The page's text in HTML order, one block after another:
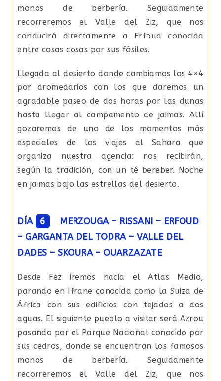
monos de berbería. Seguidamente
recorreremos el Valle del Ziz, que nos
conducirá directamente a Erfoud conocida
entre cosas cosas por sus fósiles.
Llegada al desierto donde cambiamos los 4×4
por dromedarios con los que daremos un
agradable paseo de dos horas por las dunas
hasta llegar al campamento de jaimas. Allí
gozaremos de uno de los momentos más
especiales de los viajes al Sahara que
organiza nuestra agencia: nos recibirán,
según la tradición, con un té bereber. Noche
en jaimas bajo las estrellas del desierto.
DÍA 6
MERZOUGA – RISSANI – ERFOUD
– GARGANTA DEL TODRA – VALLE DEL
DADES – SKOURA – OUARZAZATE
Desde Fez iremos hacia el Atlas Medio,
parando en Ifrane conocida como la Suiza de
África con sus edificios con tejados a dos
aguas. El siguiente pueblo a visitar será Azrou
pasando por el Parque Nacional conocido por
sus cedros, donde se encuentran los famosos
monos de berbería. Seguidamente
recorreremos el Valle del Ziz, que nos